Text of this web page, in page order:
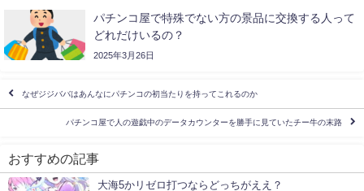
パチンコ屋で特殊でない方の景品に交換する人って
どれだけいるの？
2025年3月26日
なぜジジババはあんなにパチンコの初当たりを持ってこれるのか
パチンコ屋で人の遊戯中のデータカウンターを勝手に見ていたチー牛の末路
おすすめの記事
大海5かリゼロ打つならどっちがええ？